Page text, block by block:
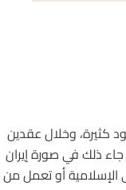
كثيرة، وخلال عقدين
حتى عام 1970، جاء هذا التهديد في صورة القومية العربية التي دعا إليها عبد الناصر؛ ومنذ عام 2005، جاء ذلك في صورة إيران
الإسلامية أو تعمل من